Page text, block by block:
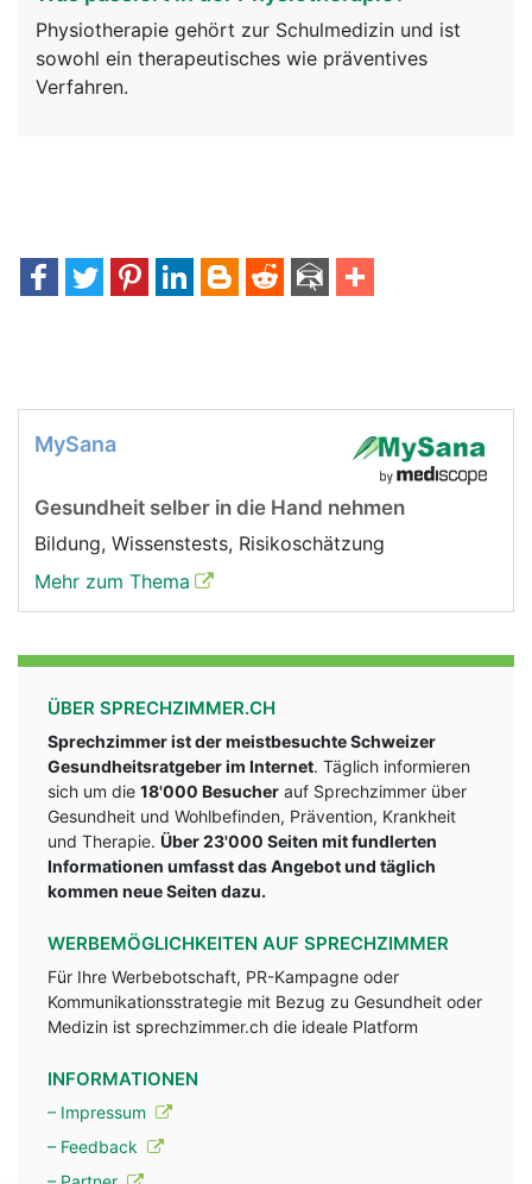
Physiotherapie gehört zur Schulmedizin und ist
sowohl ein therapeutisches wie präventives
Verfahren.
MySana
Gesundheit selber in die Hand nehmen
Bildung, Wissenstests, Risikoschätzung
Mehr zum Thema
ÜBER SPRECHZIMMER.CH
Sprechzimmer ist der meistbesuchte Schweizer
Gesundheitsratgeber im Internet. Täglich informieren
sich um die 18'000 Besucher auf Sprechzimmer über
Gesundheit und Wohlbefinden, Prävention, Krankheit
und Therapie. Über 23'000 Seiten mit fundlerten
Informationen umfasst das Angebot und täglich
kommen neue Seiten dazu.
WERBEMÖGLICHKEITEN AUF SPRECHZIMMER
Für Ihre Werbebotschaft, PR-Kampagne oder
Kommunikationsstrategie mit Bezug zu Gesundheit oder
Medizin ist sprechzimmer.ch die ideale Platform
INFORMATIONEN
– Impressum
– Feedback